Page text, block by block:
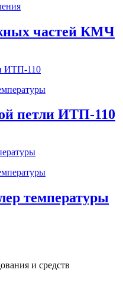
частей КМЧ
петли ИТП-110
температуры
и средств